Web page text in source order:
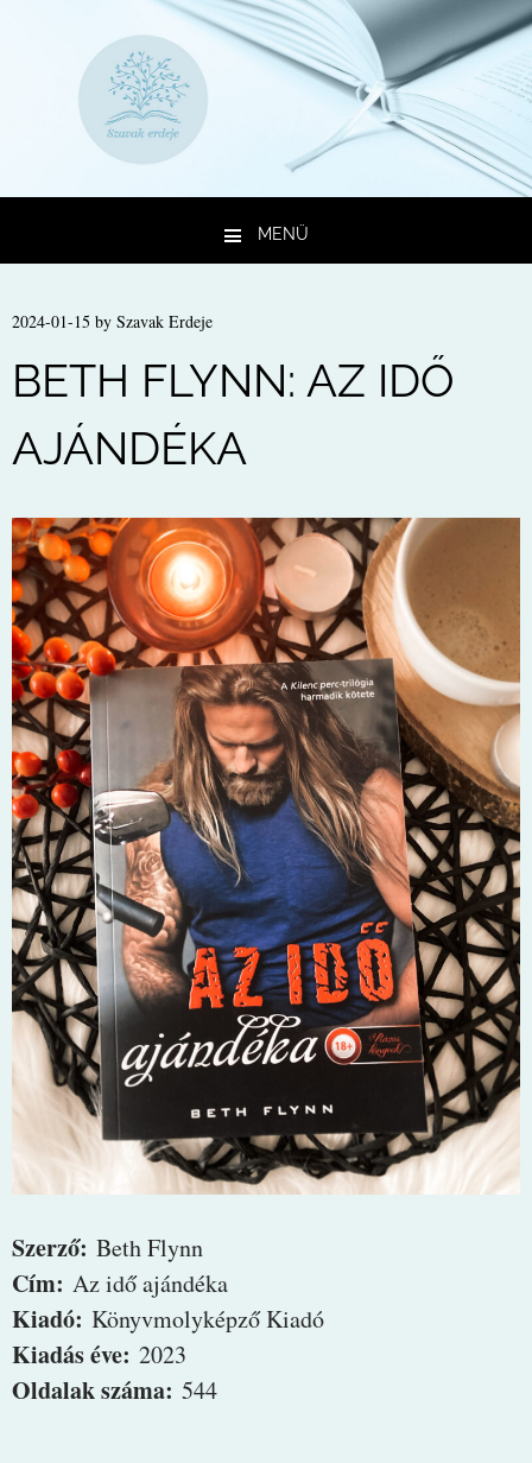
MENÜ
2024-01-15 by Szavak Erdeje
BETH FLYNN: AZ IDŐ
AJÁNDÉKA
Szerző: Beth Flynn
Cím: Az idő ajándéka
Kiadó: Könyvmolyképző Kiadó
Kiadás éve: 2023
Oldalak száma: 544